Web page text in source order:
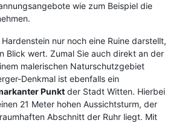
wie zum Beispiel die
nur noch eine Ruine darstellt,
Blick wert. Zumal Sie auch direkt an der
malerischen Naturschutzgebiet
Denkmal ist ebenfalls ein
Punkt der Stadt Witten. Hierbei
21 Meter hohen Aussichtsturm, der
Abschnitt der Ruhr liegt. Mit